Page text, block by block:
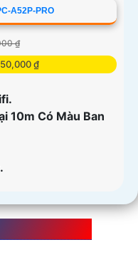
A52P-PRO
₫
₫
10m Có Màu Ban